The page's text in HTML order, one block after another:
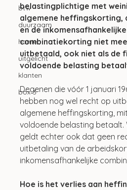
btw
duurzaam
home
uitgelicht
klanten
box 3
belastingplichtige met
algemene heffingskorting,
en de inkomensafhankelijke
combinatiekorting niet
uitbetaald, ook niet als de
voldoende belasting
Degenen die vóór 1 januari
hebben nog wel recht op
algemene heffingskorting,
voldoende belasting betaalt.
geldt echter ook dat geen
uitbetaling van de
inkomensafhankelijke
Hoe is het verlies aan